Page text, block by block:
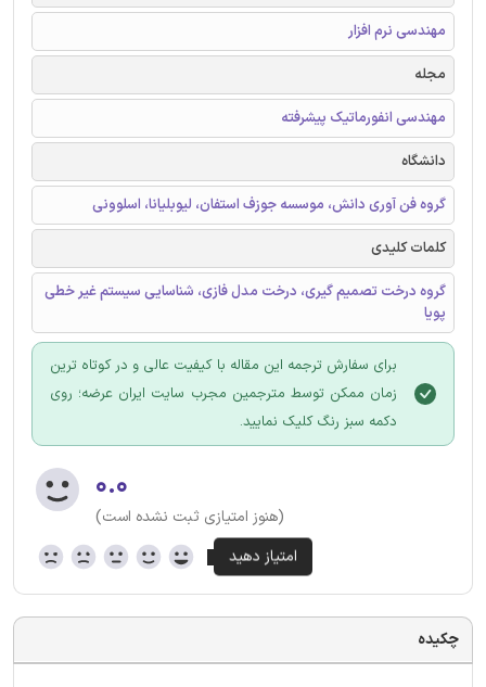
مهندسی نرم افزار
مجله
مهندسی انفورماتیک پیشرفته
دانشگاه
گروه فن آوری دانش، موسسه جوزف استفان، لیوبلیانا، اسلوونی
کلمات کلیدی
گروه درخت تصمیم گیری، درخت مدل فازی، شناسایی سیستم غیر خطی
پویا
برای سفارش ترجمه این مقاله با کیفیت عالی و در کوتاه ترین
زمان ممکن توسط مترجمین مجرب سایت ایران عرضه؛ روی
دکمه سبز رنگ کلیک نمایید.
۰.۰
(هنوز امتیازی ثبت نشده است)
چکیده